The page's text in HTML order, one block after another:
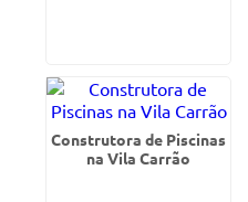
Construtora de Piscinas
na Vila Carrão